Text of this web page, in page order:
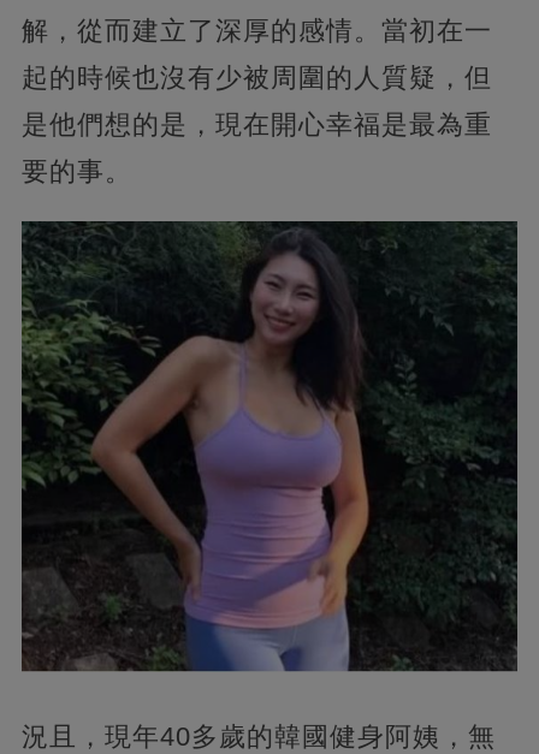
解，從而建立了深厚的感情。當初在一
起的時候也沒有少被周圍的人質疑，但
是他們想的是，現在開心幸福是最為重
要的事。
況且，現年40多歲的韓國健身阿姨，無